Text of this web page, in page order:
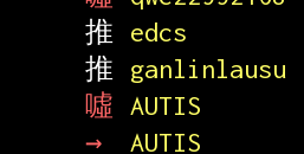
推
edcs
推
ganlinlausu
噓
AUTIS
→
AUTIS